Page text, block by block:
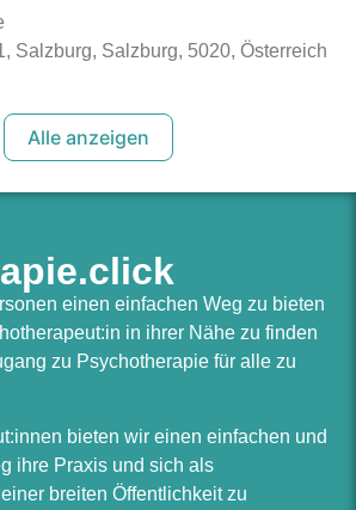
Salzburg, Salzburg, 5020, Österreich
Alle anzeigen
einen einfachen Weg zu bieten
in ihrer Nähe zu finden
zu Psychotherapie für alle zu
bieten wir einen einfachen und
ihre Praxis und sich als
breiten Öffentlichkeit zu